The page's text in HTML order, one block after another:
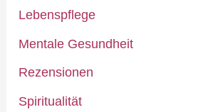
Lebenspflege
Mentale Gesundheit
Rezensionen
Spiritualität